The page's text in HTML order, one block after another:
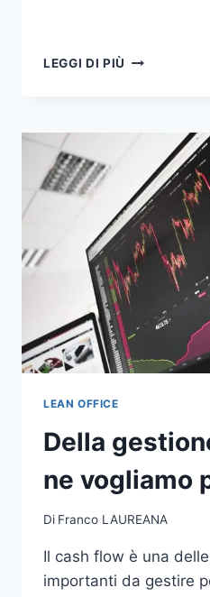
LEGGI DI PIÙ QUALI
LEAN OFFICE
Della
ne vogliamo
Di Franco LAUREANA
Il cash flow è una
importanti da gestire